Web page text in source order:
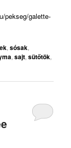
pekseg/galette-
,sósak,
,sajt,sütőtök,